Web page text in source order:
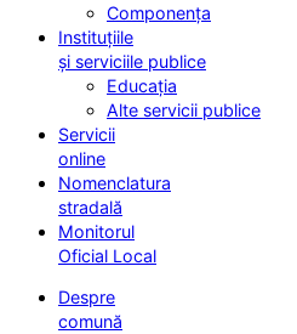
Componența
Instituțiile
și serviciile publice
Educația
Alte servicii publice
Servicii
online
Nomenclatura
stradală
Monitorul
Oficial Local
Despre
comună